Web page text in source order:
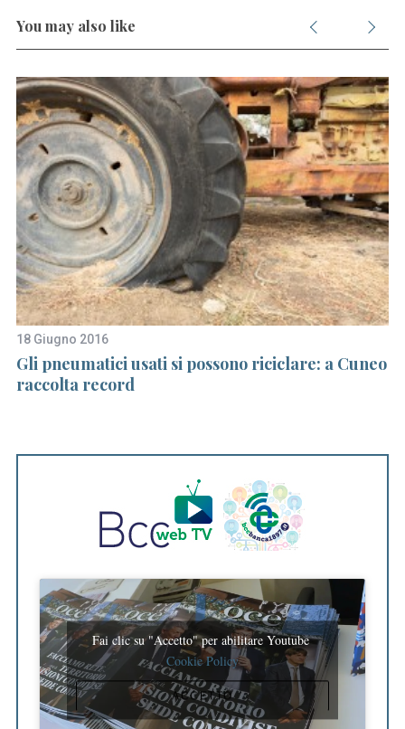
You may also like
18 Giugno 2016
Gli pneumatici usati si possono riciclare: a Cuneo
raccolta record
Fai clic su "Accetto" per abilitare Youtube
Cookie Policy
ACCETTO